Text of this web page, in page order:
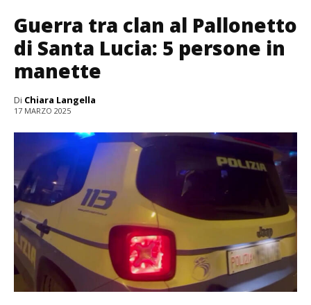
Guerra tra clan al Pallonetto
di Santa Lucia: 5 persone in
manette
Di Chiara Langella
17 MARZO 2025